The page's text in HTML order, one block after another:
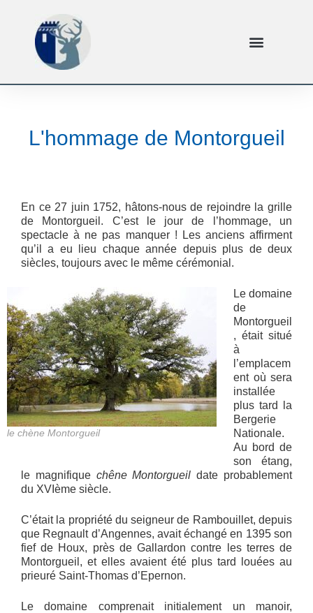
L'hommage de Montorgueil
En ce 27 juin 1752, hâtons-nous de rejoindre la grille
de Montorgueil. C’est le jour de l’hommage, un
spectacle à ne pas manquer ! Les anciens affirment
qu’il a eu lieu chaque année depuis plus de deux
siècles, toujours avec le même cérémonial.
le chène Montorgueil
Le domaine
de
Montorgueil
, était situé
à
l’emplacem
ent où sera
installée
plus tard la
Bergerie
Nationale.
Au bord de
son étang,
le magnifique chêne Montorgueil date probablement
du XVIème siècle.
C’était la propriété du seigneur de Rambouillet, depuis
que Regnault d’Angennes, avait échangé en 1395 son
fief de Houx, près de Gallardon contre les terres de
Montorgueil, et elles avaient été plus tard louées au
prieuré Saint-Thomas d’Epernon.
Le domaine comprenait initialement un manoir,